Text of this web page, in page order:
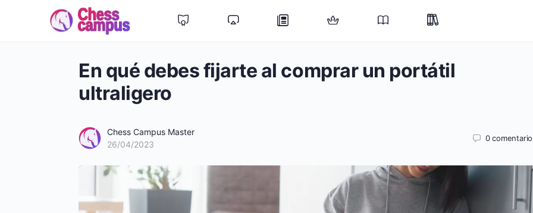
En qué debes fijarte al comprar un portátil
ultraligero
Chess Campus Master
26/04/2023
0